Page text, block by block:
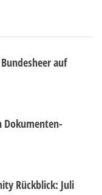
auf
Dokumenten-
Rückblick: Juli